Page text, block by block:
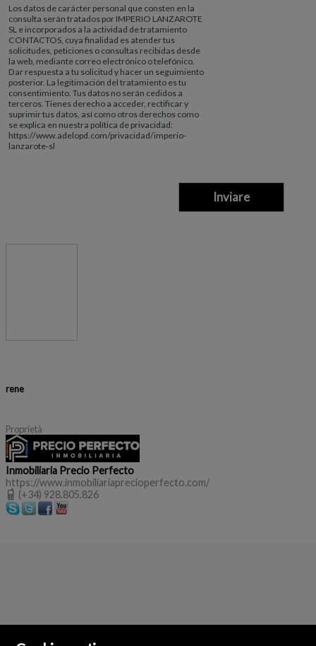
Los datos de carácter personal que consten en la
consulta serán tratados por IMPERIO LANZAROTE
SL e incorporados a la actividad de tratamiento
CONTACTOS, cuya finalidad es atender tus
solicitudes, peticiones o consultas recibidas desde
la web, mediante correo electrónico o telefónico.
Dar respuesta a tu solicitud y hacer un seguimiento
posterior. La legitimación del tratamiento es tu
consentimiento. Tus datos no serán cedidos a
terceros. Tienes derecho a acceder, rectificar y
suprimir tus datos, así como otros derechos como
se explica en nuestra política de privacidad:
https://www.adelopd.com/privacidad/imperio-
lanzarote-sl
rene
Proprietà
Inmobiliaria Precio Perfecto
https://www.inmobiliariaprecioperfecto.com/
(+34) 928.805.826